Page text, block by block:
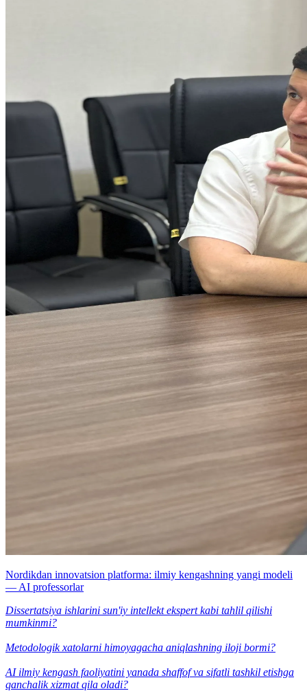
Nordikdan innovatsion platforma: ilmiy kengashning yangi modeli
— AI professorlar
Dissertatsiya ishlarini sun'iy intellekt ekspert kabi tahlil qilishi
mumkinmi?
Metodologik xatolarni himoyagacha aniqlashning iloji bormi?
AI ilmiy kengash faoliyatini yanada shaffof va sifatli tashkil etishga
qanchalik xizmat qila oladi?